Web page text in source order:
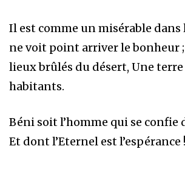
Il est comme un misérable dans
ne voit point arriver le bonheur
lieux brûlés du désert, Une terre
habitants.
Béni soit l’homme qui se confie
Et dont l’Eternel est l’espérance !